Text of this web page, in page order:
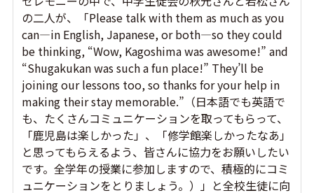
の二人が、「Please talk with them as much as you
can—in English, Japanese, or both—so they could
be thinking, “Wow, Kagoshima was awesome!” and
“Shugakukan was such a fun place!” They’ll be
joining our lessons too, so thanks for your help in
making their stay memorable.”（日本語でも英語で
も、たくさんコミュニケーションを取ってもらって、
「鹿児島は楽しかった」、「修学館楽しかったなあ」
と思ってもらえるよう、皆さんに協力をお願いしたい
です。全学年の授業に参加しますので、積極的にコミ
ュニケーションをとりましょう。）」と全校生徒に向